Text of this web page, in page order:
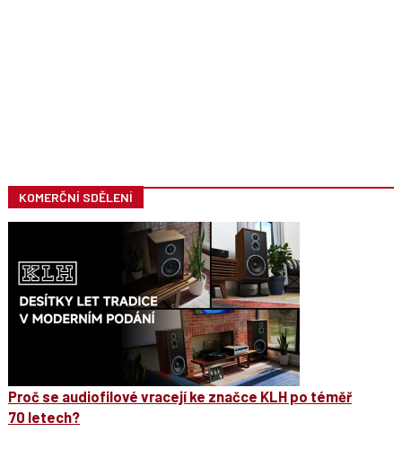
KOMERČNÍ SDĚLENÍ
Proč se audiofilové vracejí ke značce KLH po téměř
70 letech?